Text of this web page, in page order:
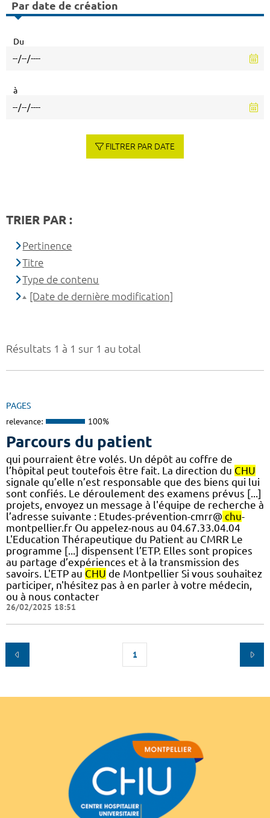
Résultats 1 à 1 sur 1 au total
PAGES
relevance: 100%
Parcours du patient
qui pourraient être volés. Un dépôt au coffre de
l’hôpital peut toutefois être fait. La direction du CHU
signale qu’elle n’est responsable que des biens qui lui
sont confiés. Le déroulement des examens prévus [...]
projets, envoyez un message à l'équipe de recherche à
l’adresse suivante : Etudes-prévention-cmrr@ chu-
montpellier.fr Ou appelez-nous au 04.67.33.04.04
L'Education Thérapeutique du Patient au CMRR Le
programme [...] dispensent l’ETP. Elles sont propices
au partage d’expériences et à la transmission des
savoirs. L'ETP au CHU de Montpellier Si vous souhaitez
participer, n'hésitez pas à en parler à votre médecin,
ou à nous contacter
26/02/2025 18:51
1
Par date de création
Du
à
FILTRER PAR DATE
TRIER PAR :
Pertinence
Titre
Type de contenu
[Date de dernière modification]